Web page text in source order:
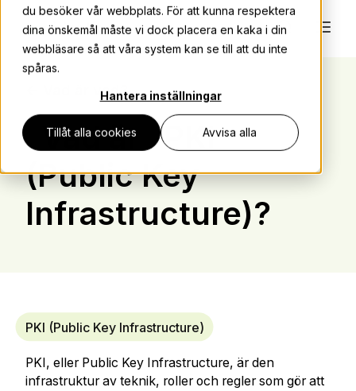
du besöker vår webbplats. För att kunna respektera
dina önskemål måste vi dock placera en kaka i din
webbläsare så att våra system kan se till att du inte
spåras.
Hantera inställningar
Tillåt alla cookies Avvisa alla
← Vad är vad?
Vad är PKI
(Public Key
Infrastructure)?
PKI (Public Key Infrastructure)
PKI, eller Public Key Infrastructure, är den
infrastruktur av teknik, roller och regler som gör att